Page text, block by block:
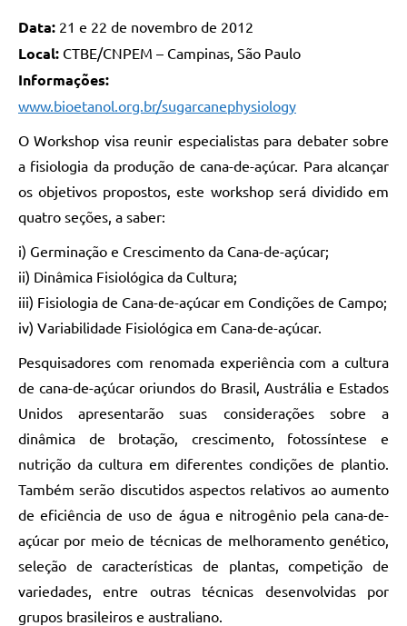
Data: 21 e 22 de novembro de 2012
Local: CTBE/CNPEM – Campinas, São Paulo
Informações:
www.bioetanol.org.br/sugarcanephysiology
O Workshop visa reunir especialistas para debater sobre
a fisiologia da produção de cana-de-açúcar. Para alcançar
os objetivos propostos, este workshop será dividido em
quatro seções, a saber:
i) Germinação e Crescimento da Cana-de-açúcar;
ii) Dinâmica Fisiológica da Cultura;
iii) Fisiologia de Cana-de-açúcar em Condições de Campo;
iv) Variabilidade Fisiológica em Cana-de-açúcar.
Pesquisadores com renomada experiência com a cultura
de cana-de-açúcar oriundos do Brasil, Austrália e Estados
Unidos apresentarão suas considerações sobre a
dinâmica de brotação, crescimento, fotossíntese e
nutrição da cultura em diferentes condições de plantio.
Também serão discutidos aspectos relativos ao aumento
de eficiência de uso de água e nitrogênio pela cana-de-
açúcar por meio de técnicas de melhoramento genético,
seleção de características de plantas, competição de
variedades, entre outras técnicas desenvolvidas por
grupos brasileiros e australiano.